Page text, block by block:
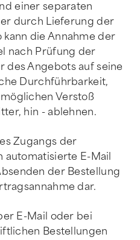
einer separaten
durch Lieferung der
die Annahme der
nach Prüfung der
des Angebots auf seine
Durchführbarkeit,
Verstoß
hin - ablehnen.
Zugangs der
E-Mail
der Bestellung
dar.
E-Mail oder bei
Bestellungen